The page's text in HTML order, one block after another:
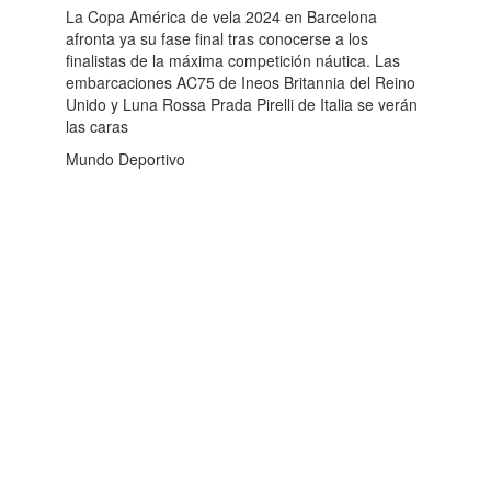
La Copa América de vela 2024 en Barcelona
afronta ya su fase final tras conocerse a los
finalistas de la máxima competición náutica. Las
embarcaciones AC75 de Ineos Britannia del Reino
Unido y Luna Rossa Prada Pirelli de Italia se verán
las caras
Mundo Deportivo